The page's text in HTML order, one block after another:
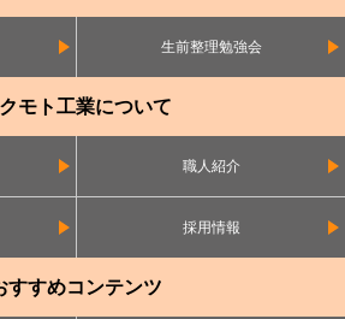
生前整理勉強会
モト工業について
職人紹介
採用情報
すすめコンテンツ